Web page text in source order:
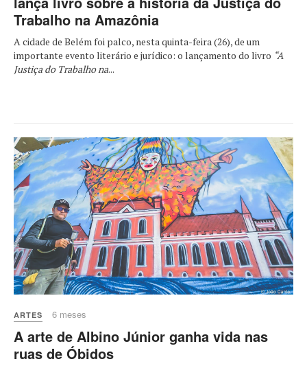
Trabalho na Amazônia
A cidade de Belém foi palco, nesta quinta-feira (26), de um
importante evento literário e jurídico: o lançamento do livro “A
Justiça do Trabalho na...
ARTES 6 meses
A arte de Albino Júnior ganha vida nas
ruas de Óbidos